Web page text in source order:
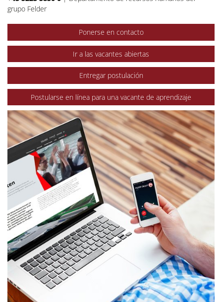
grupo Felder
Ponerse en contacto
Ir a las vacantes abiertas
Entregar postulación
Postularse en línea para una vacante de aprendizaje